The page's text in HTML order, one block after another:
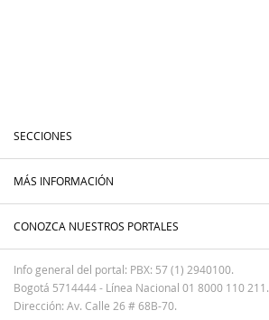
SECCIONES
MÁS INFORMACIÓN
CONOZCA NUESTROS PORTALES
Info general del portal: PBX: 57 (1) 2940100.
Bogotá 5714444 - Línea Nacional 01 8000 110 211.
Dirección: Av. Calle 26 # 68B-70.